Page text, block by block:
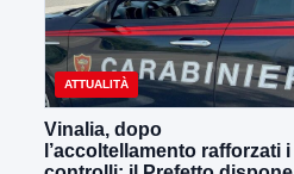
ATTUALITÀ
Vinalia, dopo
l’accoltellamento rafforzati i